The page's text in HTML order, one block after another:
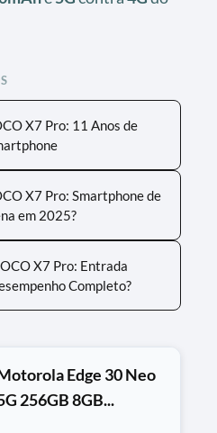
X7 Pro: 11 Anos de
X7 Pro: Smartphone de
em 2025?
X7 Pro: Entrada
Completo?
Edge 30 Neo
256GB 8GB...